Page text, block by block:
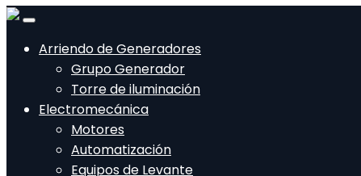
Arriendo de Generadores
Grupo Generador
Torre de iluminación
Electromecánica
Motores
Automatización
Equipos de Levante